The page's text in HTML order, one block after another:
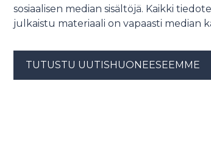
parhaalla
Suomen ja
päivän
sosiaalisen median sisältöjä. Kaikki
julkaistu materiaali on vapaasti median
TUTUSTU UUTISHUONEESEEMME